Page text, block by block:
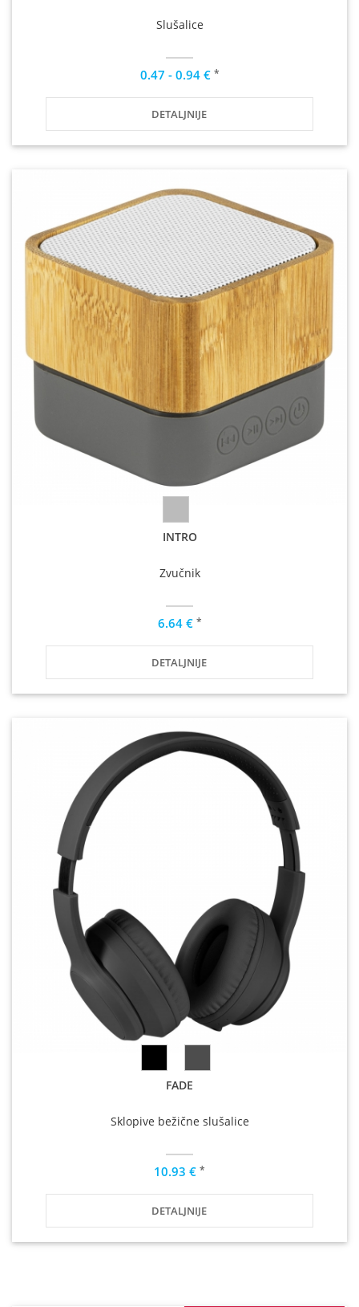
Slušalice
0.47 - 0.94 € *
DETALJNIJE
INTRO
Zvučnik
6.64 € *
DETALJNIJE
FADE
Sklopive bežične slušalice
10.93 € *
DETALJNIJE